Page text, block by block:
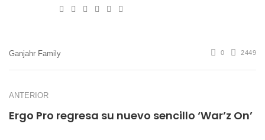
WebsiteTwitterFacebook
Youtube
Ganjahr Family 0 2449
ANTERIOR
Ergo Pro regresa su nuevo sencillo ‘War’z On’